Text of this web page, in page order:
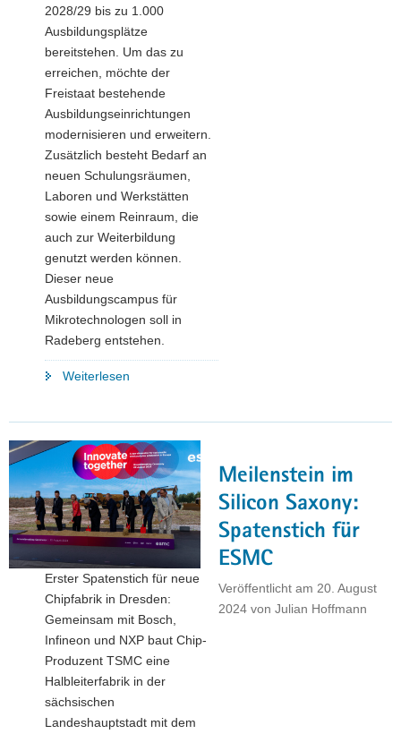
2028/29 bis zu 1.000
Ausbildungsplätze
bereitstehen. Um das zu
erreichen, möchte der
Freistaat bestehende
Ausbildungseinrichtungen
modernisieren und erweitern.
Zusätzlich besteht Bedarf an
neuen Schulungsräumen,
Laboren und Werkstätten
sowie einem Reinraum, die
auch zur Weiterbildung
genutzt werden können.
Dieser neue
Ausbildungscampus für
Mikrotechnologen soll in
Radeberg entstehen.
Weiterlesen
soll
in
Radeberg
entstehen"
Meilenstein im
Silicon Saxony:
Spatenstich für
ESMC
Veröffentlicht am 20. August
2024 von Julian Hoffmann
Erster Spatenstich für neue
Chipfabrik in Dresden:
Gemeinsam mit Bosch,
Infineon und NXP baut Chip-
Produzent TSMC eine
Halbleiterfabrik in der
sächsischen
Landeshauptstadt mit dem